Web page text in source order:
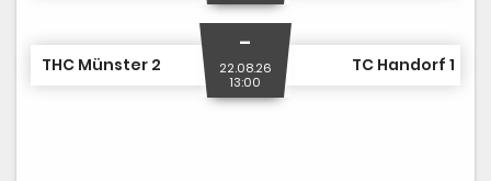
THC Münster 2
-
22.08.26
13:00
TC Handorf 1